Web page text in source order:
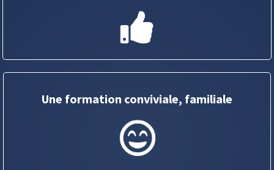
Une formation conviviale, familiale